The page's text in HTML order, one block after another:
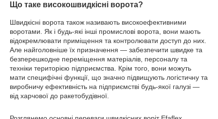
Що таке високошвидкісні ворота?
Швидкісні ворота також називають високоефективними
воротами. Як і будь-які інші промислові ворота, вони мають
відокремлювати приміщення та контролювати доступ до них.
Але найголовніше їх призначення — забезпечити швидке та
безперешкодне переміщення матеріалів, персоналу та
техніки територією підприємства. Крім того, вони можуть
мати специфічні функції, що значно підвищують логістичну та
виробничу ефективність на підприємстві будь-якої галузі —
від харчової до ракетобудівної.